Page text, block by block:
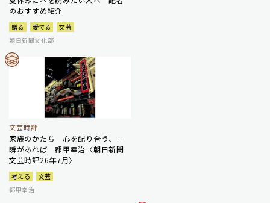
のおすすめ紹介
贈る 愛でる
文芸
朝日新聞文化部
文芸時評
家族のかたち 心を配り合う、一
瞬があれば 都甲幸治〈朝日新聞
文芸時評26年7月〉
考える
文芸
都甲幸治